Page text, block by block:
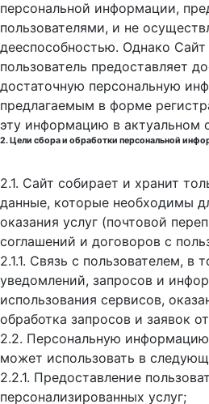
персональной информации,
пользователями, и не
дееспособностью. Однако Сайт
пользователь предоставляет
достаточную персональную
предлагаемым в форме
эту информацию в актуальном
2. Цели сбора и обработки персональной
2.1. Сайт собирает и хранит
данные, которые необходимы
оказания услуг (почтовой
соглашений и договоров с
2.1.1. Связь с пользователем, в
уведомлений, запросов и
использования сервисов,
обработка запросов и заявок
2.2. Персональную информацию
может использовать в
2.2.1. Предоставление
персонализированных услуг;